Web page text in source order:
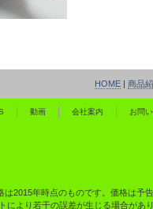
HOME| 商品
動画 会社案内 お問
2015年時点のものです。価格は予告
により若干の誤差が生じる場合があ